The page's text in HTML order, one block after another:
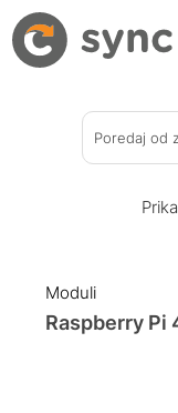
Poredaj od
Moduli
Raspberry Pi